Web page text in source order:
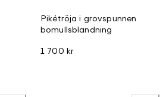
Pikétröja i grovspunnen
bomullsblandning
1 700 kr